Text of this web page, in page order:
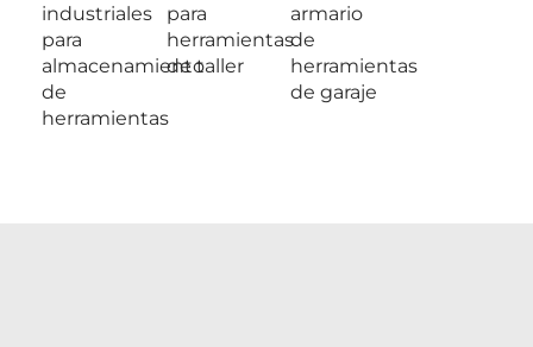
industriales
para
almacenamiento
de
herramientas
para
herramientas
de taller
armario
de
herramientas
de garaje